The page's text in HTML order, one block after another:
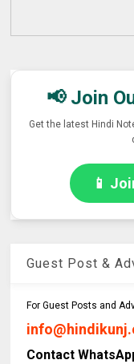
📢 Join
Get the latest Hindi
📱
Guest Post &
For Guest Posts and
Contact